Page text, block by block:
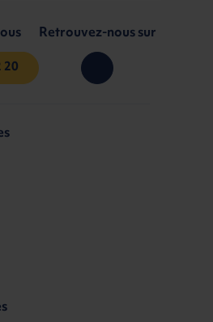
Retrouvez-nous sur